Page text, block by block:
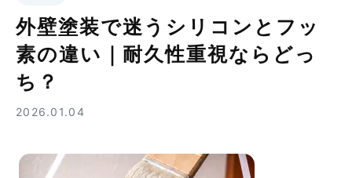
外壁塗装で迷うシリコンとフッ
素の違い｜耐久性重視ならどっ
ち？
2026.01.04